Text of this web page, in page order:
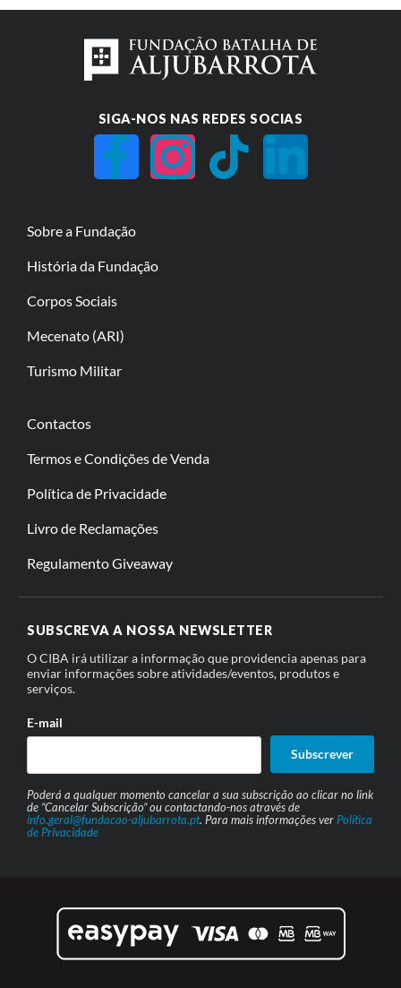
SIGA-NOS NAS REDES SOCIAS
Sobre a Fundação
História da Fundação
Corpos Sociais
Mecenato (ARI)
Turismo Militar
Contactos
Termos e Condições de Venda
Política de Privacidade
Livro de Reclamações
Regulamento Giveaway
SUBSCREVA A NOSSA NEWSLETTER
O CIBA irá utilizar a informação que providencia apenas para
enviar informações sobre atividades/eventos, produtos e
serviços.
E-mail
Subscrever
Poderá a qualquer momento cancelar a sua subscrição ao clicar no link
de “Cancelar Subscrição” ou contactando-nos através de
info.geral@fundacao-aljubarrota.pt. Para mais informações ver Política
de Privacidade